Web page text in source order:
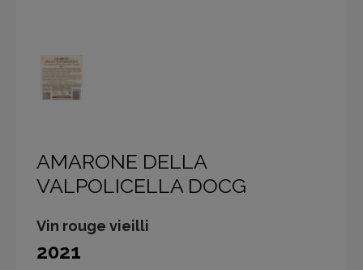
AMARONE DELLA
VALPOLICELLA DOCG
Vin rouge vieilli
2021